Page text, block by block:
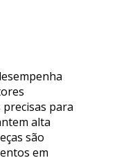
para
alta
são
em